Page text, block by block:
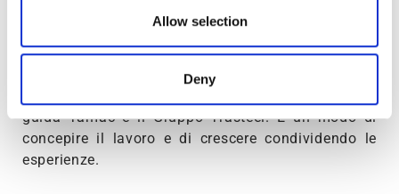
Allow selection
Deny
People behind steel
guida Tamac e il Gruppo Trasteel. È un modo di
concepire il lavoro e di crescere condividendo le
esperienze.